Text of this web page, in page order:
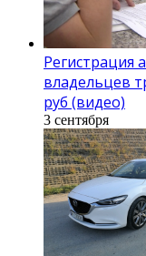
Регистрация
владельцев
руб (видео)
3 сентября